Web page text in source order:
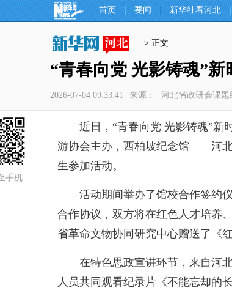
首页 要闻 新华社看河北
> 正文
“青春向党 光影铸魂”
2026-07-04 09:33:41 来源： 河北省政研会课题
手机
近日，“青春向党 光影铸魂”新时
游协会主办，西柏坡纪念馆——河北
生参加活动。
活动期间举办了馆校合作签约仪
合作协议，双方将在红色人才培养
省革命文物协同研究中心赠送了《
在特色思政宣讲环节，来自河北
人员共同观看纪录片《不能忘却的